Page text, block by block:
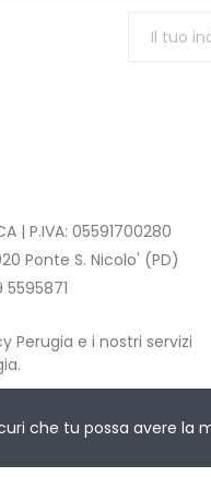
| P.IVA: 05591700280
Ponte S. Nicolo' (PD)
Perugia e i nostri servizi
che tu possa avere